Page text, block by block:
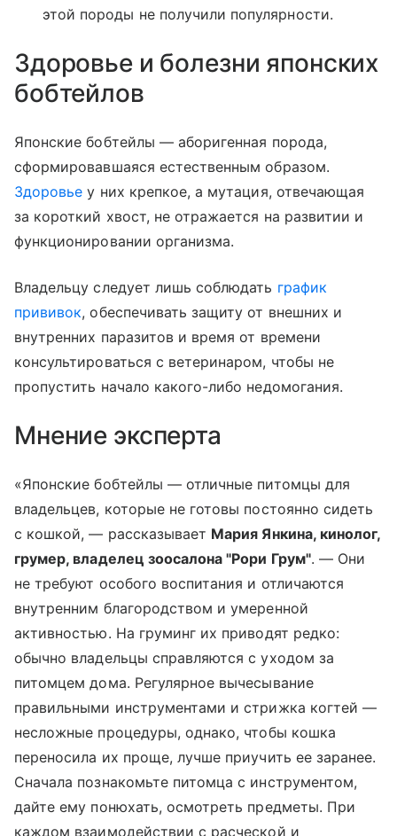
этой породы не получили популярности.
Здоровье и болезни японских
бобтейлов
Японские бобтейлы — аборигенная порода,
сформировавшаяся естественным образом.
Здоровье у них крепкое, а мутация, отвечающая
за короткий хвост, не отражается на развитии и
функционировании организма.
Владельцу следует лишь соблюдать график
прививок, обеспечивать защиту от внешних и
внутренних паразитов и время от времени
консультироваться с ветеринаром, чтобы не
пропустить начало какого-либо недомогания.
Мнение эксперта
«Японские бобтейлы — отличные питомцы для
владельцев, которые не готовы постоянно сидеть
с кошкой, — рассказывает Мария Янкина, кинолог,
грумер, владелец зоосалона "Рори Грум". — Они
не требуют особого воспитания и отличаются
внутренним благородством и умеренной
активностью. На груминг их приводят редко:
обычно владельцы справляются с уходом за
питомцем дома. Регулярное вычесывание
правильными инструментами и стрижка когтей —
несложные процедуры, однако, чтобы кошка
переносила их проще, лучше приучить ее заранее.
Сначала познакомьте питомца с инструментом,
дайте ему понюхать, осмотреть предметы. При
каждом взаимодействии с расческой и